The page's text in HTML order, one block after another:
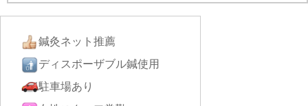
鍼灸ネット推薦
ディスポーザブル鍼使用
駐車場あり